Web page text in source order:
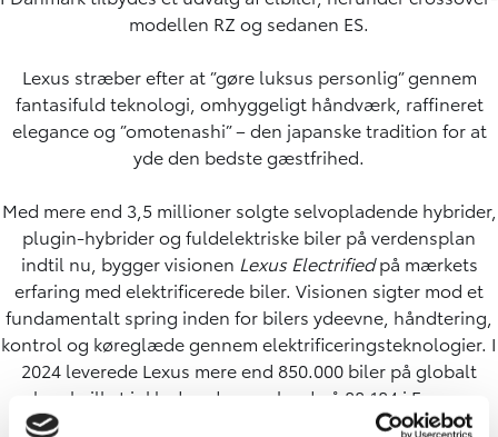
modellen RZ og sedanen ES.
Lexus stræber efter at ”gøre luksus personlig” gennem
fantasifuld teknologi, omhyggeligt håndværk, raffineret
elegance og ”omotenashi” – den japanske tradition for at
yde den bedste gæstfrihed.
Med mere end 3,5 millioner solgte selvopladende hybrider,
plugin-hybrider og fuldelektriske biler på verdensplan
indtil nu, bygger visionen Lexus Electrifiedpå mærkets
erfaring med elektrificerede biler. Visionen sigter mod et
fundamentalt spring inden for bilers ydeevne, håndtering,
kontrol og køreglæde gennem elektrificeringsteknologier. I
2024 leverede Lexus mere end 850.000 biler på globalt
plan, hvilket inkluderede en rekord på 88.184 i Europa,
hvoraf mere end 90% var elektrificerede.